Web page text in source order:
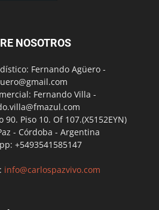
NOSOTROS
Fernando Agüero -
Fernando Villa -
Piso 10. Of 107.(X5152EYN)
- Córdoba - Argentina
+5493541585147
info@carlospazvivo.com